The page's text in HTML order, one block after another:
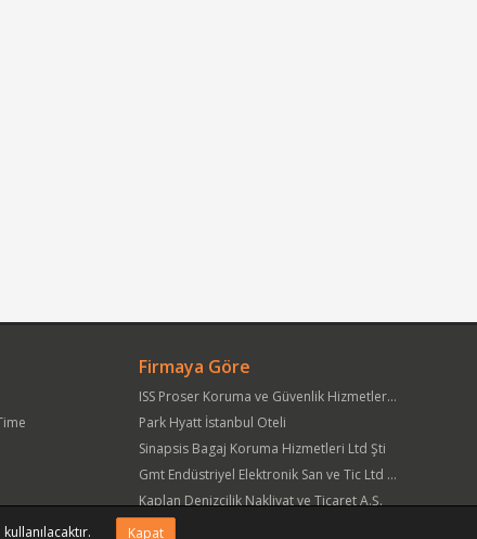
Firmaya Göre
ISS Proser Koruma ve Güvenlik Hizmetleri A.Ş.
Park Hyatt İstanbul Oteli
Sinapsis Bagaj Koruma Hizmetleri Ltd Şti
Gmt Endüstriyel Elektronik San ve Tic Ltd Şti
Kaplan Denizcilik Nakliyat ve Ticaret A.Ş.
Kapat